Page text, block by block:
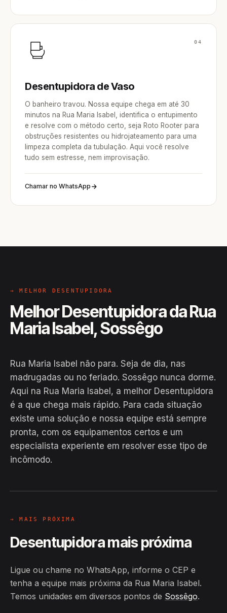
04
Desentupidora de Vaso
O banheiro travou. Nossa equipe chega em até 30
minutos na Rua Maria Isabel, identifica o entupimento
e resolve com o método certo, seja Roto Rooter para
obstruções resistentes ou hidrojateamento para uma
limpeza completa da tubulação. Aqui você resolve
tudo sem estresse, nem improvisação.
Chamar no WhatsApp
→ MELHOR DESENTUPIDORA
Melhor Desentupidora da Rua
Maria Isabel, Sossêgo
Rua Maria Isabel não para. Seja de dia, nas
madrugadas ou no feriado. Sossêgo nunca dorme.
Aqui na Rua Maria Isabel, a melhor Desentupidora
é a que chega mais rápido. Para cada situação
existe uma solução e nossa equipe está sempre
pronta, com os equipamentos certos e um
especialista experiente em resolver esse tipo de
incômodo.
EM CAMPO
Hiroshiro · Rua Maria Isabel,
→ MAIS PRÓXIMA
Desentupidora mais próxima
Ligue ou chame no WhatsApp, informe o CEP e
tenha a equipe mais próxima da Rua Maria Isabel.
Temos unidades em diversos pontos de Sossêgo.